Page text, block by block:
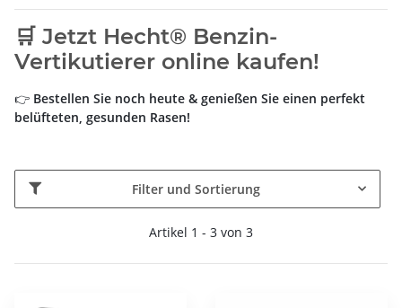
🛒 Jetzt Hecht® Benzin-
Vertikutierer online kaufen!
👉 Bestellen Sie noch heute & genießen Sie einen perfekt
belüfteten, gesunden Rasen!
Filter und Sortierung
Artikel 1 - 3 von 3